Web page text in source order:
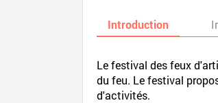
Introduction
Le festival des feux
du feu. Le festival
d'activités.